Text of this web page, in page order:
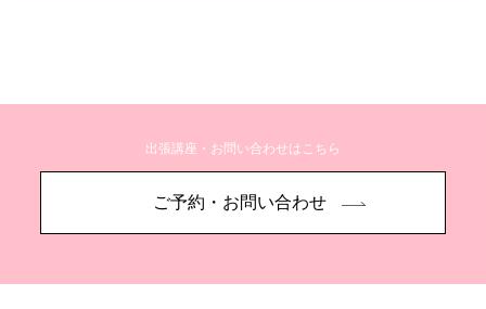
出張講座・お問い合わせはこちら
ご予約・お問い合わせ